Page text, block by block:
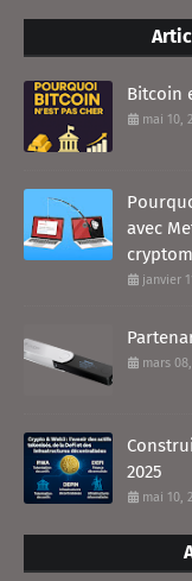
Bitcoin
mai 10,
avec
janvier
mars
2025
mai 10,